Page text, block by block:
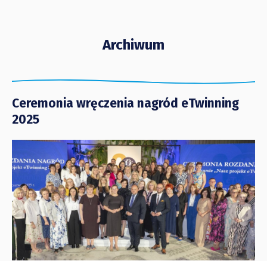
Archiwum
Ceremonia wręczenia nagród eTwinning
2025